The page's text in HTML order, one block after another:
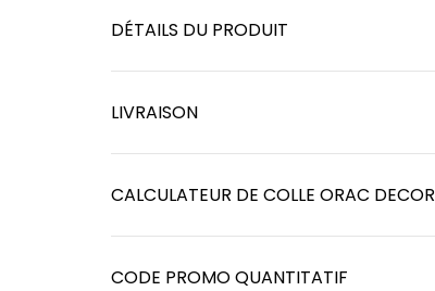
DÉTAILS DU PRODUIT
LIVRAISON
CALCULATEUR DE COLLE ORAC DECOR
CODE PROMO QUANTITATIF